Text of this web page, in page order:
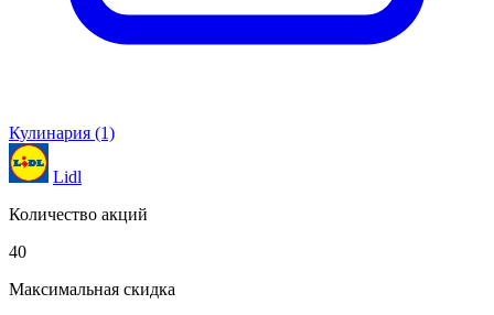
Кулинария (1)
Lidl
Количество акций
40
Максимальная скидка